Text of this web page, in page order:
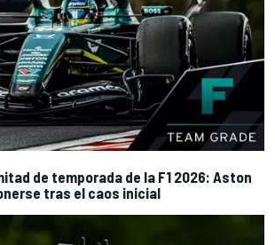
de temporada de la F1 2026: Aston
tras el caos inicial